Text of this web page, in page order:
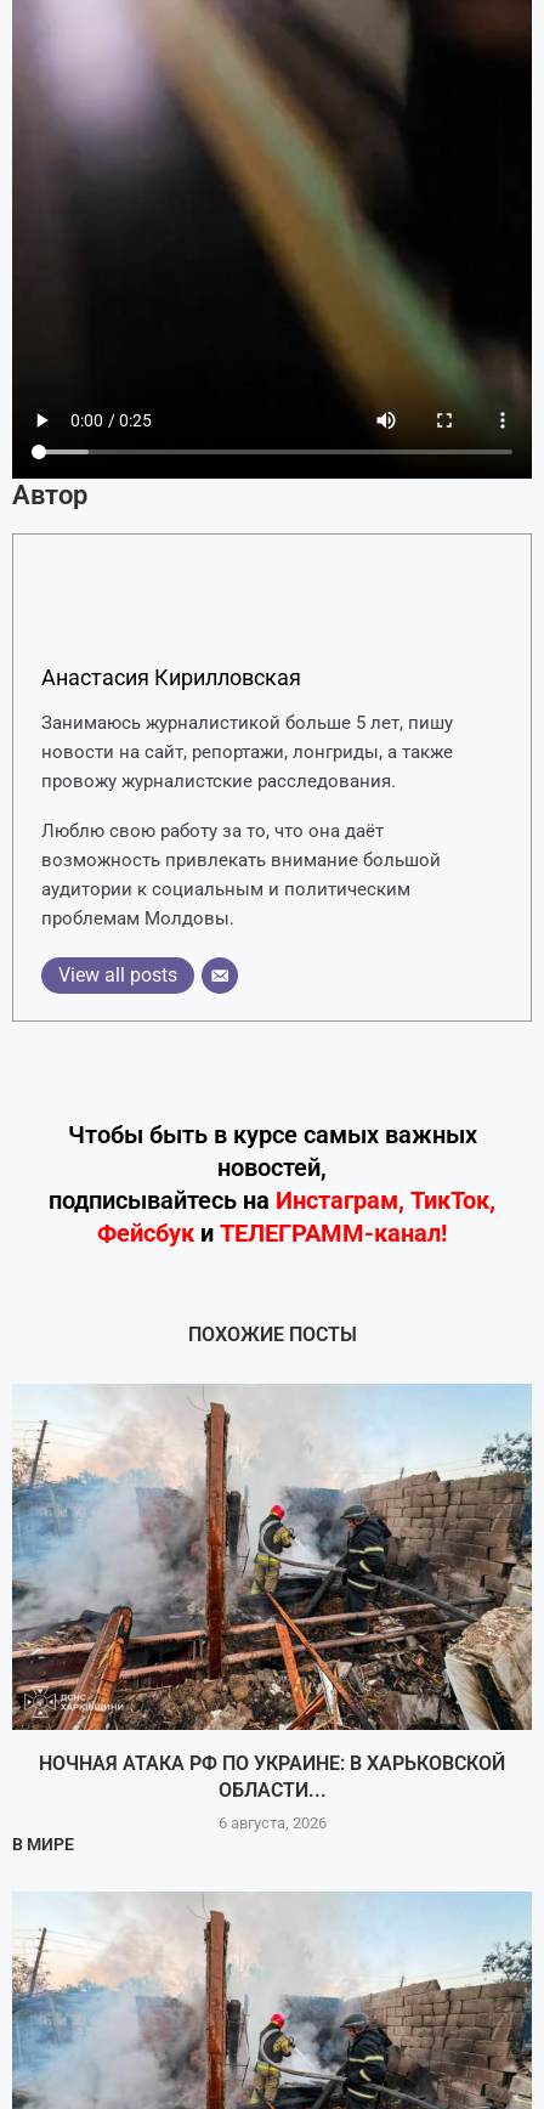
Автор
Анастасия Кирилловская
Занимаюсь журналистикой больше 5 лет, пишу
новости на сайт, репортажи, лонгриды, а также
провожу журналистские расследования.
Люблю свою работу за то, что она даёт
возможность привлекать внимание большой
аудитории к социальным и политическим
проблемам Молдовы.
View all posts
Чтобы быть в курсе самых важных
новостей,
подписывайтесь на Инстаграм, ТикТок,
Фейсбук и ТЕЛЕГРАММ-канал!
ПОХОЖИЕ ПОСТЫ
НОЧНАЯ АТАКА РФ ПО УКРАИНЕ: В ХАРЬКОВСКОЙ
ОБЛАСТИ...
6 августа, 2026
В МИРЕ